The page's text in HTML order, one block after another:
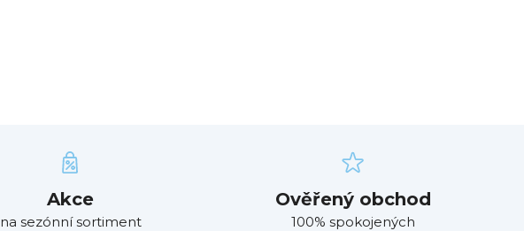
Akce
na sezónní sortiment
Ověřený obchod
100% spokojených